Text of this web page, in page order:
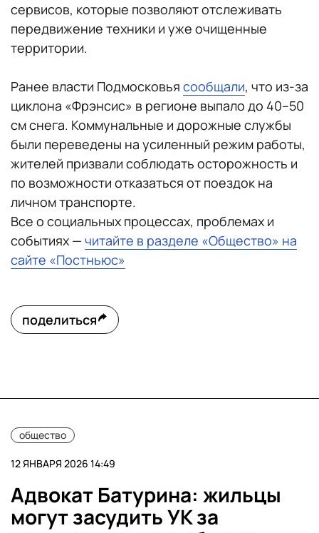
сервисов, которые позволяют отслеживать
передвижение техники и уже очищенные
территории.
Ранее власти Подмосковья сообщали, что из-за
циклона «Фрэнсис» в регионе выпало до 40–50
см снега. Коммунальные и дорожные службы
были переведены на усиленный режим работы,
жителей призвали соблюдать осторожность и
по возможности отказаться от поездок на
личном транспорте.
Все о социальных процессах, проблемах и
событиях — читайте в разделе «Общество» на
сайте «Постньюс»
поделиться
общество
12 ЯНВАРЯ 2026 14:49
Адвокат Батурина: жильцы
могут засудить УК за